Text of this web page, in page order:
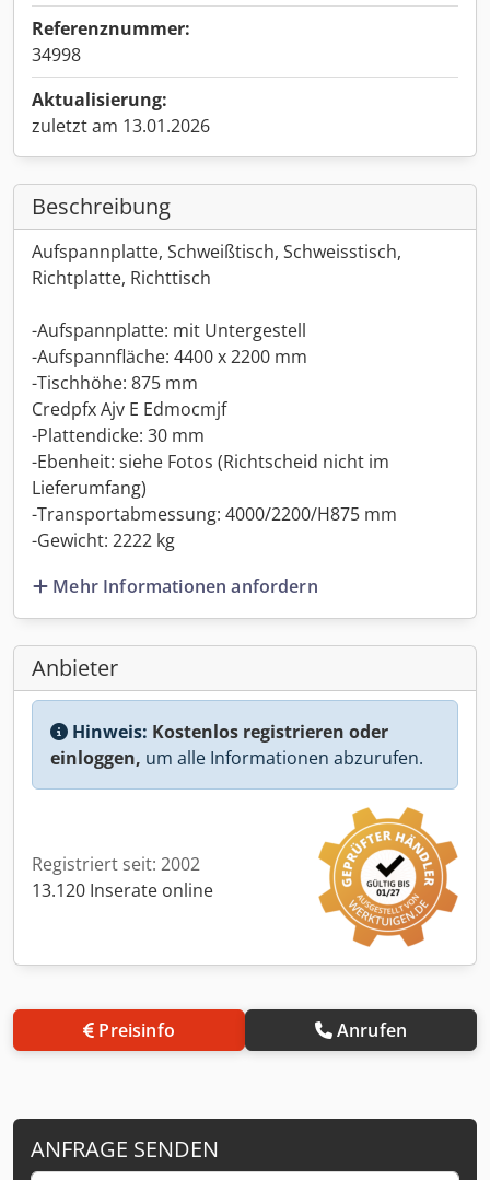
Referenznummer:
34998
Aktualisierung:
zuletzt am 13.01.2026
Beschreibung
Aufspannplatte, Schweißtisch, Schweisstisch,
Richtplatte, Richttisch
-Aufspannplatte: mit Untergestell
-Aufspannfläche: 4400 x 2200 mm
-Tischhöhe: 875 mm
Credpfx Ajv E Edmocmjf
-Plattendicke: 30 mm
-Ebenheit: siehe Fotos (Richtscheid nicht im
Lieferumfang)
-Transportabmessung: 4000/2200/H875 mm
-Gewicht: 2222 kg
Mehr Informationen anfordern
Anbieter
Hinweis: Kostenlos registrieren oder
einloggen, um alle Informationen abzurufen.
Registriert seit: 2002
13.120 Inserate online
Preisinfo Anrufen
ANFRAGE SENDEN